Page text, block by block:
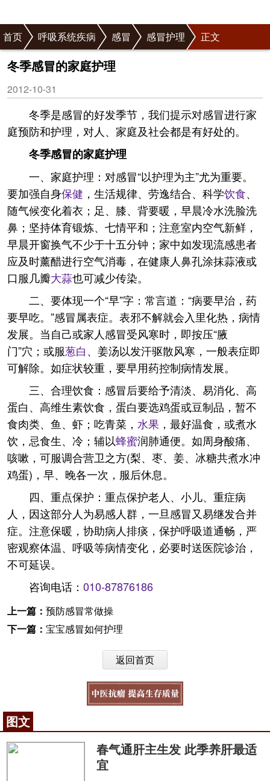
首页 呼吸系统疾病 感冒 感冒护理 正文
冬季感冒的家庭护理
2012-10-31
冬季是感冒的好发季节，我们提示对感冒进行家
庭预防和护理，对人、家庭及社会都是有好处的。
冬季感冒的家庭护理
一、家庭护理：对感冒“以护理为主”尤为重要。
要加强自身保健 ，生活规律、劳逸结合、科学饮食、
随气候变化着衣；足、膝、背要暖，早晨冷水洗脸洗
鼻；坚持体育锻炼、七情平和；注意室内空气新鲜，
早晨开窗换气不少于十五分钟；家中如发现流感患者
应及时薰醋进行空气消毒，在健康人鼻孔涂抹蒜液或
口服几瓣大蒜也可减少传染。
二、要体现一个“早”字：常言道：“病要早治，药
要早吃。”感冒属表症。表邪不解就会入里化热，病情
发展。当自己或家人感冒受风寒时，即按压“腋
门”穴；或服葱白、姜汤以发汗驱散风寒，一般表症即
可解除。如症状较重，要早用药控制病情发展。
三、合理饮食：感冒后要给予清淡、易消化、高
蛋白、高维生素饮食，蛋白要选鸡蛋或豆制品，暂不
食肉类、鱼、虾；吃青菜， 水果 ，最好温食，或煮水
饮，忌食生、冷；辅以蜂蜜润肺通便。如周身酸痛、
咳嗽，可服调合营卫之方(梨、枣、姜、冰糖共煮水冲
鸡蛋)，早、晚各一次，服后休息。
四、重点保护：重点保护老人、小儿、重症病
人，因这部分人为易感人群，一旦感冒又易继发合并
症。注意保暖，协助病人排痰，保护呼吸道通畅，严
密观察体温、呼吸等病情变化，必要时送医院诊治，
不可延误。
咨询电话： 010-87876186
上一篇： 预防感冒常做操
下一篇： 宝宝感冒如何护理
返回首页
图文
春气通肝主生发 此季养肝最适
宜